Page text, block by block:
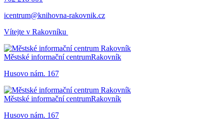
icentrum@knihovna-rakovnik.cz
Vítejte v Rakovníku
Městské informační centrumRakovník
Husovo nám. 167
Městské informační centrumRakovník
Husovo nám. 167